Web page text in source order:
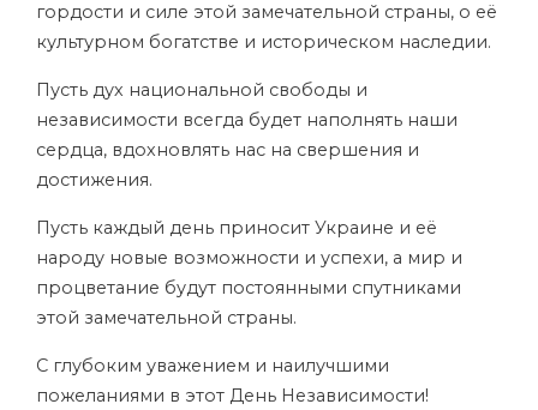
гордости и силе этой замечательной страны, о её
культурном богатстве и историческом наследии.
Пусть дух национальной свободы и
независимости всегда будет наполнять наши
сердца, вдохновлять нас на свершения и
достижения.
Пусть каждый день приносит Украине и её
народу новые возможности и успехи, а мир и
процветание будут постоянными спутниками
этой замечательной страны.
С глубоким уважением и наилучшими
пожеланиями в этот День Независимости!